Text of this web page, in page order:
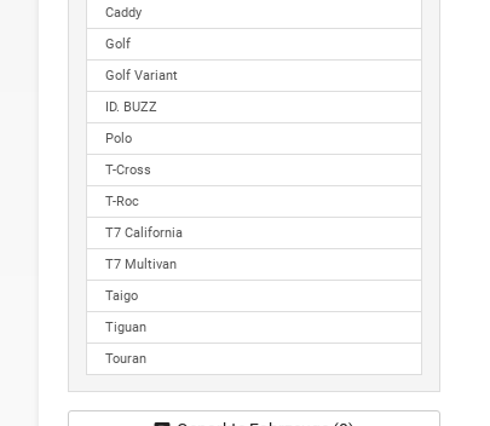
Caddy
Golf
Golf Variant
ID. BUZZ
Polo
T-Cross
T-Roc
T7 California
T7 Multivan
Taigo
Tiguan
Touran